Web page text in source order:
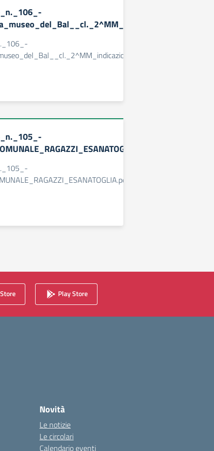
Play Store
Novità
Le notizie
Le circolari
Calendario eventi